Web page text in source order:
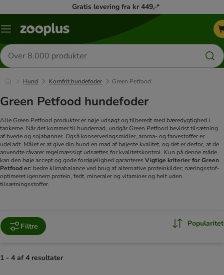
Gratis levering fra kr 449,-*
Menu
Søg
efter
produkter
Hund Kornfrit hundefoder Green Petfood
Green Petfood hundefoder
Alle Green Petfood produkter er nøje udsøgt og tilberedt med bæredygtighed i
tankerne. Når det kommer til hundemad, undgår Green Petfood bevidst tilsætning
af hvede og sojabønner. Også konserveringsmidler, aroma- og farvestoffer er
udeladt. Målet er at give din hund en mad af højeste kvalitet, og det er derfor, at de
anvendte råvarer regelmæssigt udsættes for kvalitetskontrol. Kun på denne måde
kan den høje accept og gode fordøjelighed garanteres Vigtige kriterier for Green
Petfood er: bedre klimabalance ved brug af alternative proteinkilder; næringsstof-
optimeret igennem protein, fedt, mineraler og vitaminer og helt uden
tilsætningsstoffer.
Filtre Popularitet
1 - 4 af 4 resultater